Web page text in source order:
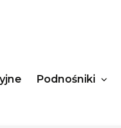
Podnośniki